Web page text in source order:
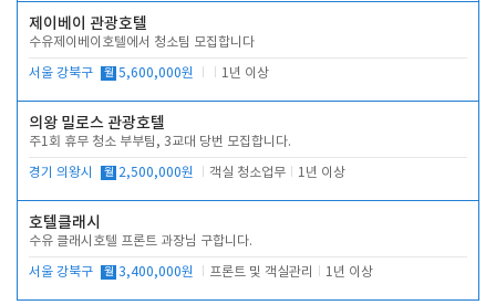
제이베이 관광호텔
수유제이베이호텔에서 청소팀 모집합니다
서울 강북구 월 5,600,000원 1년 이상
의왕 밀로스 관광호텔
주1회 휴무 청소 부부팀, 3교대 당번 모집합니다.
경기 의왕시 월 2,500,000원 객실 청소업무 1년 이상
호텔클래시
수유 클래시호텔 프론트 과장님 구합니다.
서울 강북구 월 3,400,000원 프론트 및 객실관리 1년 이상